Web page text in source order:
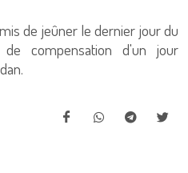
de jeûner le dernier jour du
compensation d'un jour